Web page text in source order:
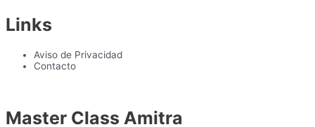
Links
Aviso de Privacidad
Contacto
Master Class Amitra